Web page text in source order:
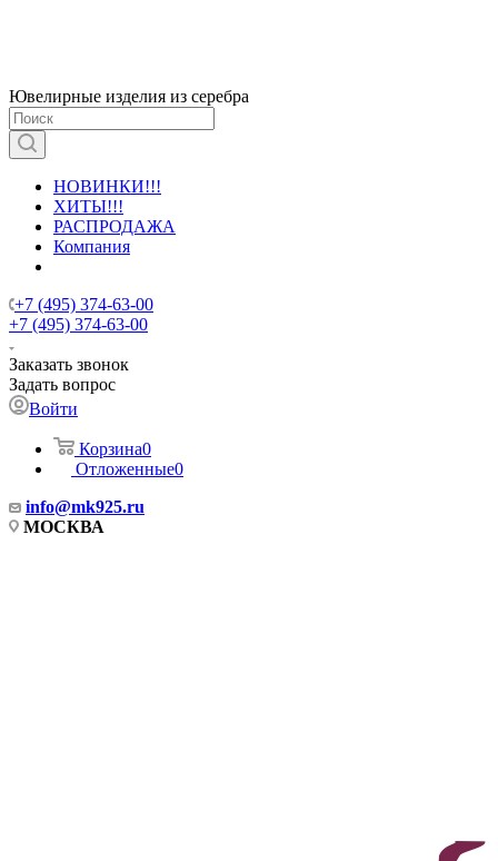
Ювелирные изделия из серебра
НОВИНКИ!!!
ХИТЫ!!!
РАСПРОДАЖА
Компания
+7 (495) 374-63-00
+7 (495) 374-63-00
Заказать звонок
Задать вопрос
Войти
Корзина0
Отложенные0
info@mk925.ru
МОСКВА